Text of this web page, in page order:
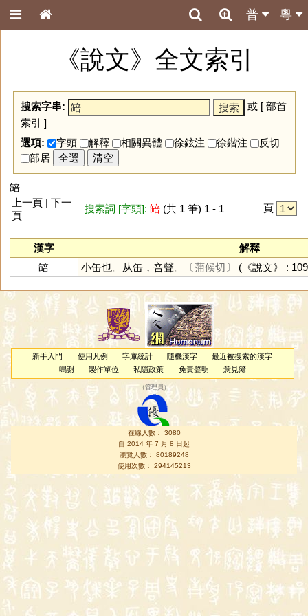
粵
普
《說文》全文索引
搜索字串: 或 [ 部首
索引 ]
選項:
字頭 解釋 相關異體 徐鉉注 徐鍇注
反切
部居
全選 清空
䍌
上一頁 | 下一
頁
搜索詞 [字頭]: 䍌(共 1 筆) 1 - 1 頁
漢字
解釋
䍌
小缶也。从缶，咅聲。 〔蒲候切〕 (《說文》 :
新手入門 使用凡例 字庫統計 隨機漢字
最近被搜索的漢字
鳴謝
製作單位 私隱政策 免責聲明 意見簿
（管理員 ）
在線人數： 3080
自 2014 年 7 月 8 日起
瀏覽人數： 80189248
使用次數： 294145213